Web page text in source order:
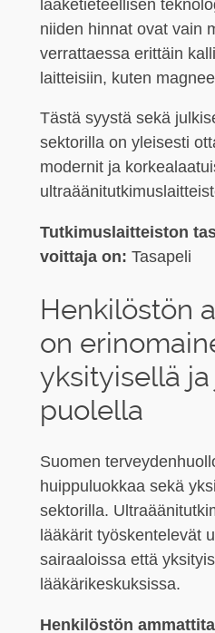
lääketieteellisen
niiden hinnat ovat vain
verrattaessa erittäin
laitteisiin, kuten
Tästä syystä sekä
sektorilla on yleisesti
modernit ja
Tutkimuslaitteiston
voittaja on: Tasapeli
Henkilöstön
on
yksityisellä
puolella
Suomen
huippuluokkaa sekä
sektorilla.
lääkärit työskentelevät
sairaaloissa että
lääkärikeskuksissa.
Henkilöstön